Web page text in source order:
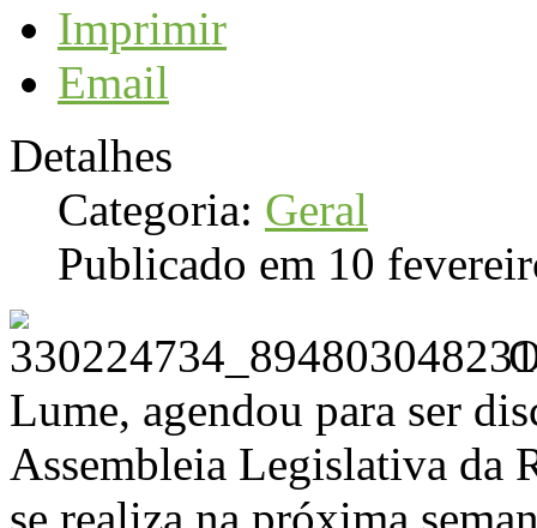
Imprimir
Email
Detalhes
Categoria: Geral
Publicado em 10
Lume, agendou para ser
Assembleia Legislativa da
se realiza na próxima